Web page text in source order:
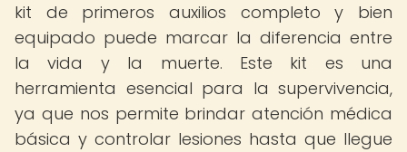
kit de primeros auxilios completo y bien
equipado puede marcar la diferencia entre
la vida y la muerte. Este kit es una
herramienta esencial para la supervivencia,
ya que nos permite brindar atención médica
básica y controlar lesiones hasta que llegue